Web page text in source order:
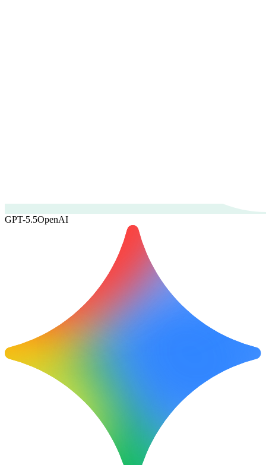
GPT-5.5OpenAI